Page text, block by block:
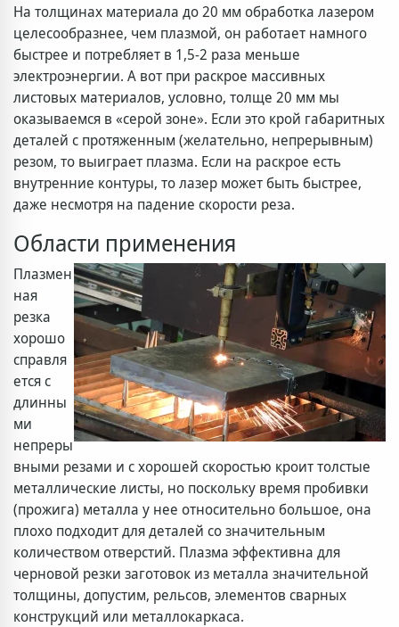
На толщинах материала до 20 мм обработка лазером
целесообразнее, чем плазмой, он работает намного
быстрее и потребляет в 1,5-2 раза меньше
электроэнергии. А вот при раскрое массивных
листовых материалов, условно, толще 20 мм мы
оказываемся в «серой зоне». Если это крой габаритных
деталей с протяженным (желательно, непрерывным)
резом, то выиграет плазма. Если на раскрое есть
внутренние контуры, то лазер может быть быстрее,
даже несмотря на падение скорости реза.
Области применения
Плазмен
ная
резка
хорошо
справля
ется с
длинны
ми
непреры
вными резами и с хорошей скоростью кроит толстые
металлические листы, но поскольку время пробивки
(прожига) металла у нее относительно большое, она
плохо подходит для деталей со значительным
количеством отверстий. Плазма эффективна для
черновой резки заготовок из металла значительной
толщины, допустим, рельсов, элементов сварных
конструкций или металлокаркаса.